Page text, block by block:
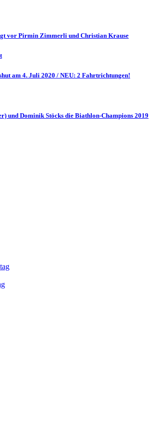
vor Pirmin Zimmerli und Christian Krause
am 4. Juli 2020 / NEU: 2 Fahrtrichtungen!
und Dominik Stöcks die Biathlon-Champions 2019